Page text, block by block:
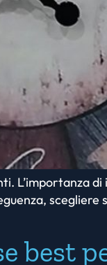
L’importanza
best